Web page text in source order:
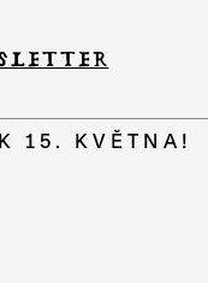
15. KVĚTNA!